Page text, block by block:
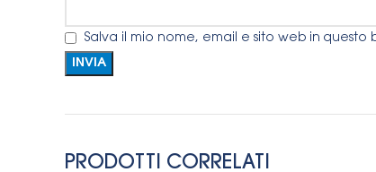
Salva il mio nome, email e sito web in
PRODOTTI CORRELATI